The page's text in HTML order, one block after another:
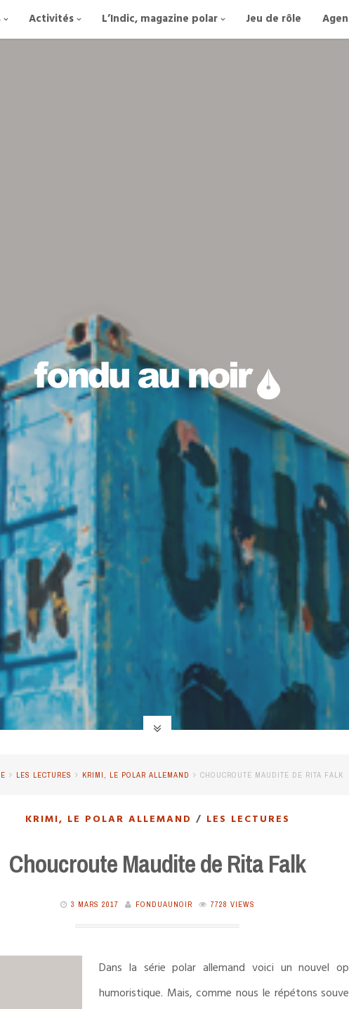
Activités L’Indic, magazine polar Jeu de rôle
LES LECTURES KRIMI, LE POLAR ALLEMAND CHOUCROUTE MAUDITE DE RITA FALK
KRIMI, LE POLAR ALLEMAND / LES LECTURES
Choucroute Maudite de Rita Falk
3 MARS 2017 FONDUAUNOIR 7728 VIEWS
Dans la série polar allemand voici un nouvel
humoristique. Mais, comme nous le répétons